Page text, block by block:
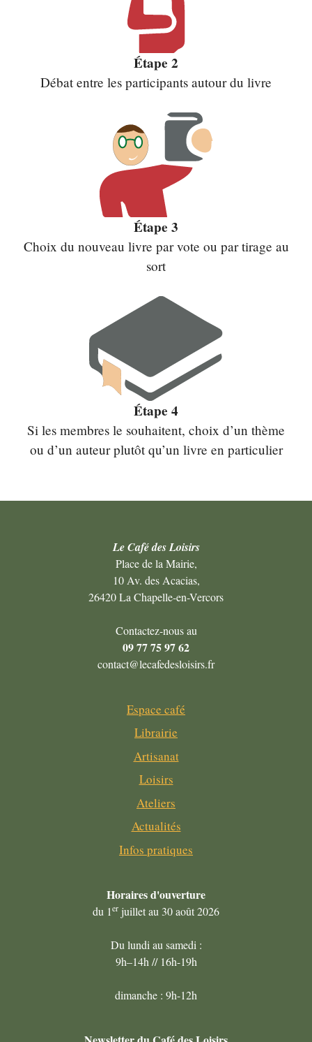
Étape 2
Débat entre les participants autour du livre
Étape 3
Choix du nouveau livre par vote ou par tirage au
sort
Étape 4
Si les membres le souhaitent, choix d’un thème
ou d’un auteur plutôt qu’un livre en particulier
Le Café des Loisirs
Place de la Mairie,
10 Av. des Acacias,
26420 La Chapelle-en-Vercors
Contactez-nous au
09 77 75 97 62
contact@lecafedesloisirs.fr
Espace café
Librairie
Artisanat
Loisirs
Ateliers
Actualités
Infos pratiques
Horairesd'ouverture
du 1er juillet au 30 août 2026
Du lundi au samedi :
9h–14h // 16h-19h
dimanche : 9h-12h